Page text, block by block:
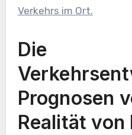
Verkehrs im Ort.
Die
Prognosen
Realität von